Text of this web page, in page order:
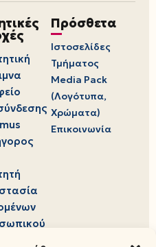
Πρόσθετα
Ιστοσελίδες
Τμήματος
Media Pack
(Λογότυπα,
Χρώματα)
Επικοινωνία